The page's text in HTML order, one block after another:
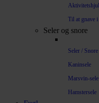
Aktivitetshjul
Til at gnave i
Seler og snore
Seler / Snore
Kaninsele
Marsvin-sele
Hamstersele